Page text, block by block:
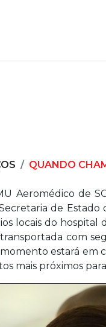
QUANDO
Aeromédico de
de Estado
locais do hospital
com
estará em
mais próximos